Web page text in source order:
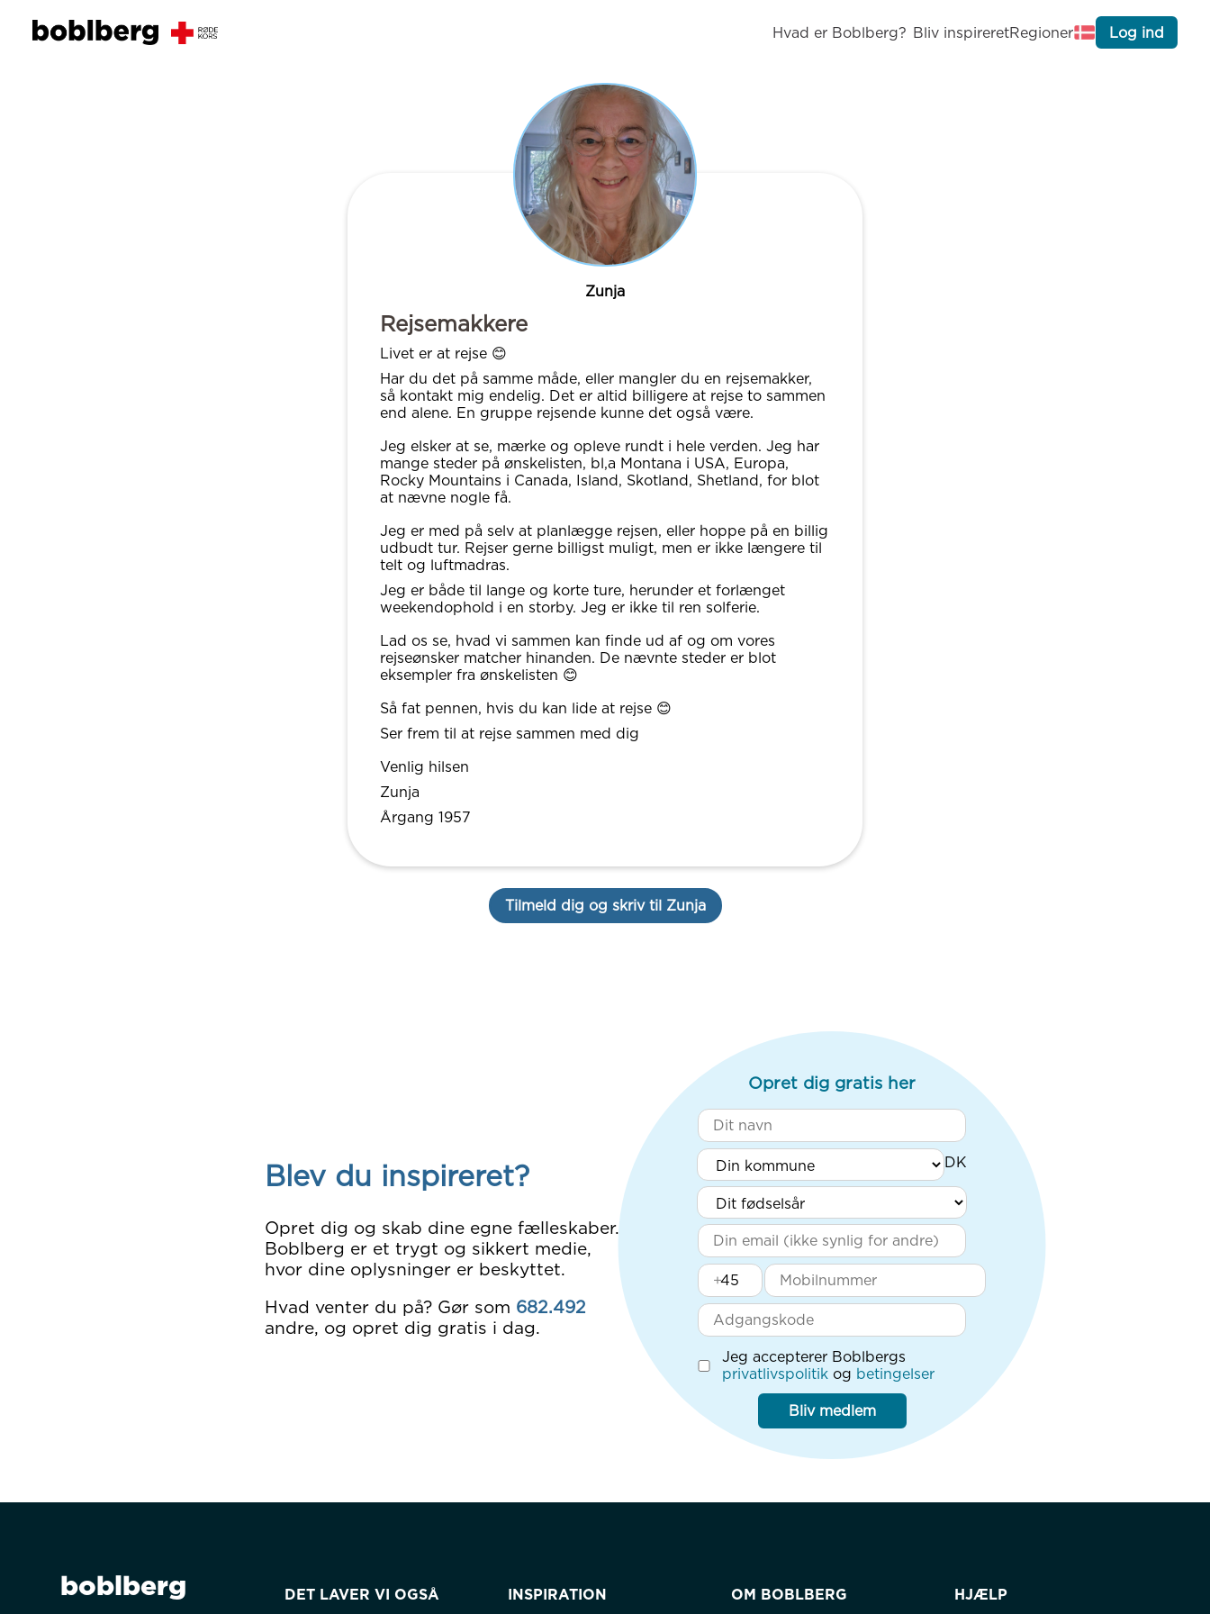
Hvad er Boblberg? Bliv inspireretRegioner Log ind
Zunja
Rejsemakkere
Livet er at rejse 😊
Har du det på samme måde, eller mangler du en rejsemakker,
så kontakt mig endelig. Det er altid billigere at rejse to sammen
end alene. En gruppe rejsende kunne det også være.
Jeg elsker at se, mærke og opleve rundt i hele verden. Jeg har
mange steder på ønskelisten, bl,a Montana i USA, Europa,
Rocky Mountains i Canada, Island, Skotland, Shetland, for blot
at nævne nogle få.
Jeg er med på selv at planlægge rejsen, eller hoppe på en billig
udbudt tur. Rejser gerne billigst muligt, men er ikke længere til
telt og luftmadras.
Jeg er både til lange og korte ture, herunder et forlænget
weekendophold i en storby. Jeg er ikke til ren solferie.
Lad os se, hvad vi sammen kan finde ud af og om vores
rejseønsker matcher hinanden. De nævnte steder er blot
eksempler fra ønskelisten 😊
Så fat pennen, hvis du kan lide at rejse 😊
Ser frem til at rejse sammen med dig
Venlig hilsen
Zunja
Årgang 1957
Tilmeld dig og skriv til Zunja
Blev du inspireret?
Opret dig og skab dine egne fælleskaber.
Boblberg er et trygt og sikkert medie,
hvor dine oplysninger er beskyttet.
Hvad venter du på? Gør som 682.492
andre, og opret dig gratis i dag.
Opret dig gratis her
+
Jeg accepterer Boblbergs
privatlivspolitik og betingelser
Bliv medlem
boblberg DET LAVER VI OGSÅ INSPIRATION OM BOBLBERG HJÆLP